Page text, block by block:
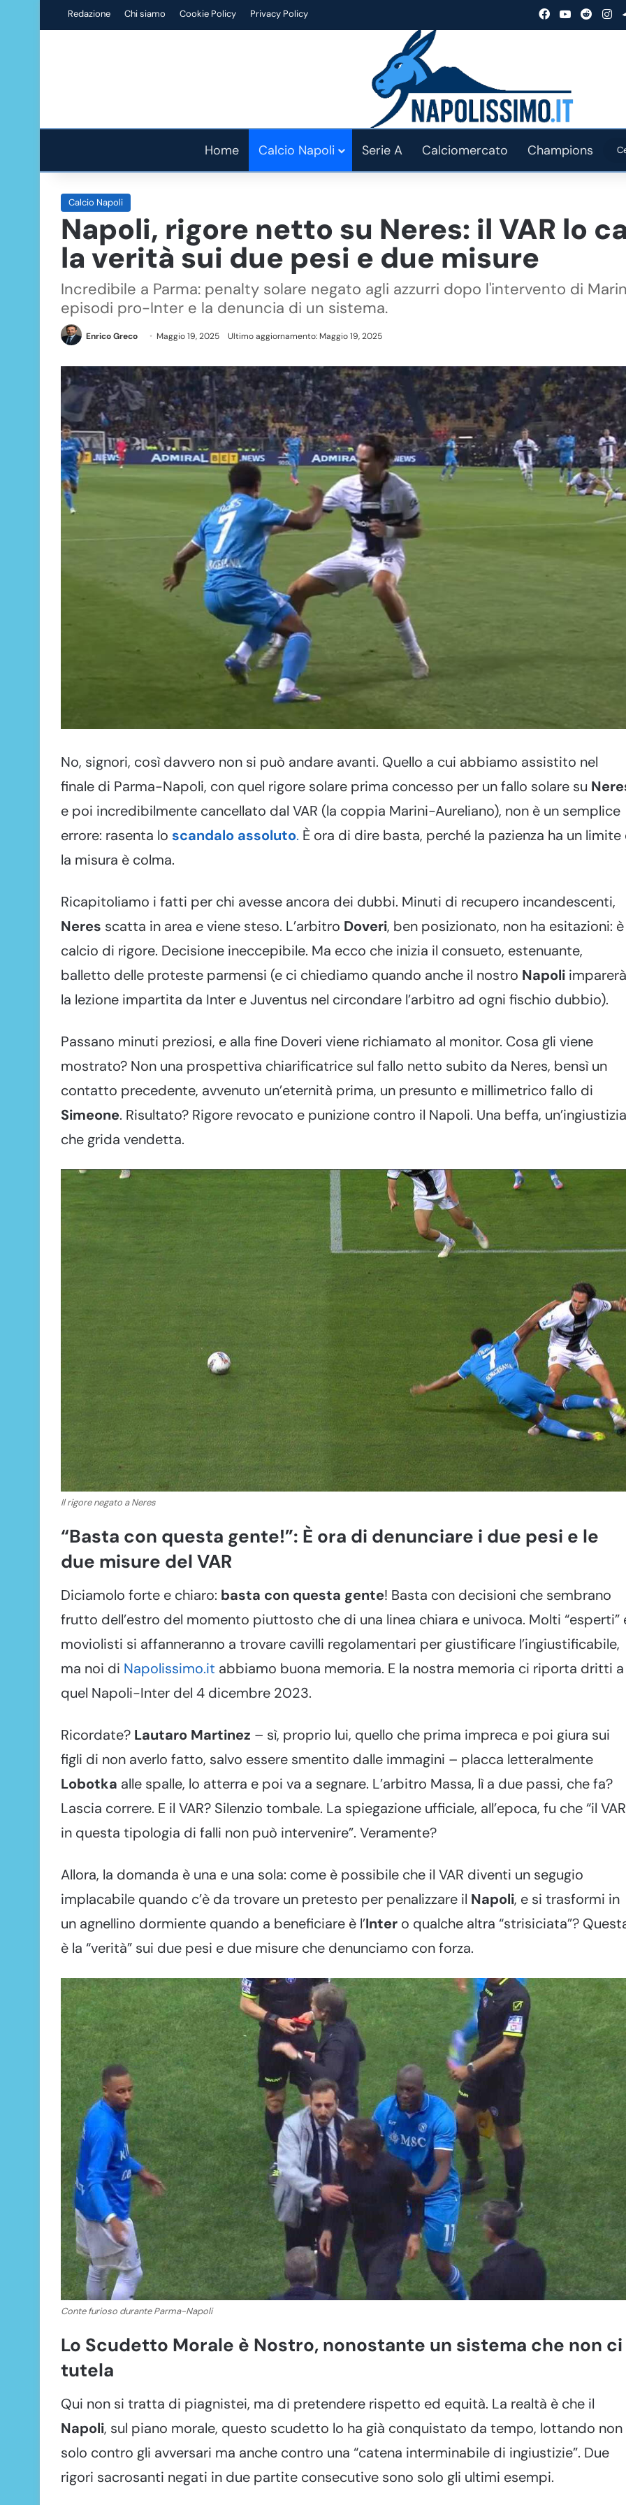
Redazione Chi siamo Cookie Policy Privacy Policy FacebookYou TubeReddit
Home Calcio Napoli Serie A Calciomercato Champions
Calcio Napoli
Napoli, rigore netto su Neres: il VAR lo
la verità sui due pesi e due misure
Incredibile a Parma: penalty solare negato agli azzurri dopo l'intervento di
episodi pro-Inter e la denuncia di un sistema.
Enrico Greco Maggio 19, 2025 Ultimo aggiornamento: Maggio 19, 2025
No, signori, così davvero non si può andare avanti. Quello a cui abbiamo assistito nel
finale di Parma-Napoli, con quel rigore solare prima concesso per un fallo solare su
e poi incredibilmente cancellato dal VAR (la coppia Marini-Aureliano), non è un semplice
errore: rasenta lo scandalo assoluto. È ora di dire basta, perché la pazienza ha un limite
la misura è colma.
Ricapitoliamo i fatti per chi avesse ancora dei dubbi. Minuti di recupero incandescenti,
Neres scatta in area e viene steso. L’arbitro Doveri, ben posizionato, non ha esitazioni: è
calcio di rigore. Decisione ineccepibile. Ma ecco che inizia il consueto, estenuante,
balletto delle proteste parmensi (e ci chiediamo quando anche il nostro Napoli imparerà
la lezione impartita da Inter e Juventus nel circondare l’arbitro ad ogni fischio dubbio).
Passano minuti preziosi, e alla fine Doveri viene richiamato al monitor. Cosa gli viene
mostrato? Non una prospettiva chiarificatrice sul fallo netto subito da Neres, bensì un
contatto precedente, avvenuto un’eternità prima, un presunto e millimetrico fallo di
Simeone. Risultato? Rigore revocato e punizione contro il Napoli. Una beffa, un’ingiustizia
che grida vendetta.
Il rigore negato a Neres
“Basta con questa gente!”: È ora di denunciare i due pesi e le
due misure del VAR
Diciamolo forte e chiaro: basta con questa gente! Basta con decisioni che sembrano
frutto dell’estro del momento piuttosto che di una linea chiara e univoca. Molti “esperti”
moviolisti si affanneranno a trovare cavilli regolamentari per giustificare l’ingiustificabile,
ma noi di Napolissimo.it abbiamo buona memoria. E la nostra memoria ci riporta dritti a
quel Napoli-Inter del 4 dicembre 2023.
Ricordate? Lautaro Martinez – sì, proprio lui, quello che prima impreca e poi giura sui
figli di non averlo fatto, salvo essere smentito dalle immagini – placca letteralmente
Lobotka alle spalle, lo atterra e poi va a segnare. L’arbitro Massa, lì a due passi, che fa?
Lascia correre. E il VAR? Silenzio tombale. La spiegazione ufficiale, all’epoca, fu che “il VAR
in questa tipologia di falli non può intervenire”. Veramente?
Allora, la domanda è una e una sola: come è possibile che il VAR diventi un segugio
implacabile quando c’è da trovare un pretesto per penalizzare il Napoli, e si trasformi in
un agnellino dormiente quando a beneficiare è l’Inter o qualche altra “strisiciata”?
è la “verità” sui due pesi e due misure che denunciamo con forza.
Conte furioso durante Parma-Napoli
Lo Scudetto Morale è Nostro, nonostante un sistema che non ci
tutela
Qui non si tratta di piagnistei, ma di pretendere rispetto ed equità. La realtà è che il
Napoli, sul piano morale, questo scudetto lo ha già conquistato da tempo, lottando non
solo contro gli avversari ma anche contro una “catena interminabile di ingiustizie”. Due
rigori sacrosanti negati in due partite consecutive sono solo gli ultimi esempi.